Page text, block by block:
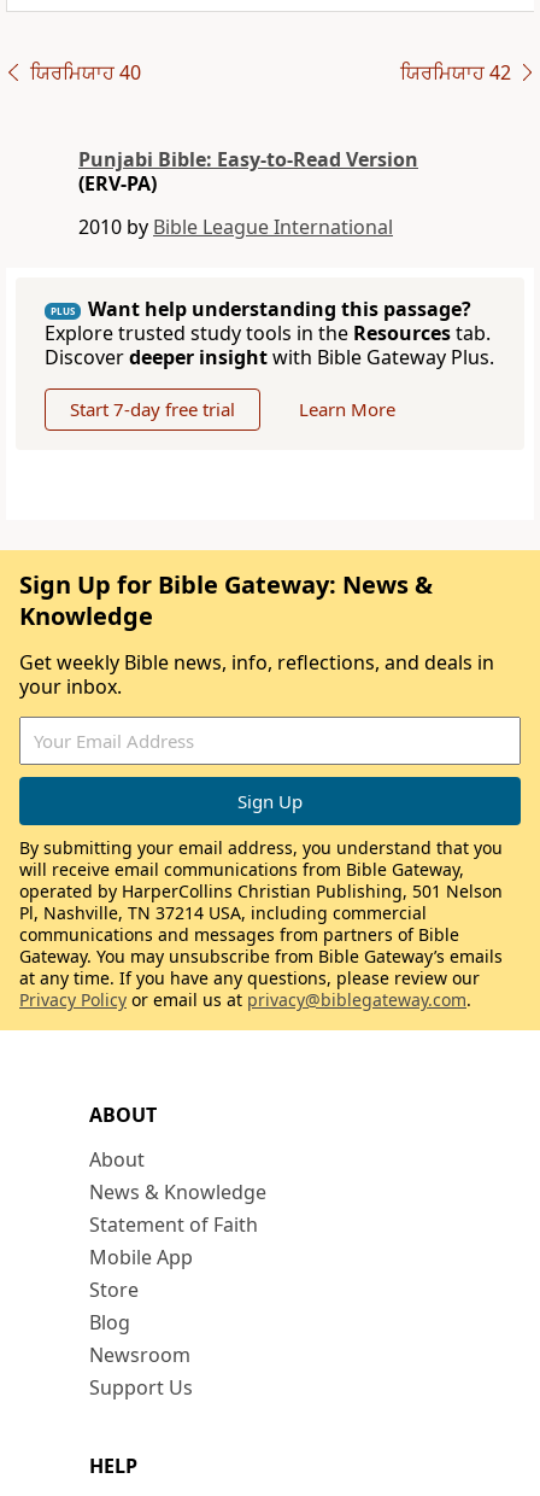
ਯਿਰਮਿਯਾਹ 40 ਯਿਰਮਿਯਾਹ 42
Punjabi Bible: Easy-to-Read Version
(ERV-PA)
2010 by Bible League International
PLUS
Want help understanding this passage?
Explore trusted study tools in the Resourcestab.
Discoverdeeper insightwith Bible Gateway Plus.
Start 7-day free trial Learn More
ABOUT
About
News & Knowledge
Statement of Faith
Mobile App
Store
Blog
Newsroom
Support Us
HELP
Sign Up for Bible Gateway: News &
Knowledge
Get weekly Bible news, info, reflections, and deals in
your inbox.
By submitting your email address, you understand that you
will receive email communications from Bible Gateway,
operated by HarperCollins Christian Publishing, 501 Nelson
Pl, Nashville, TN 37214 USA, including commercial
communications and messages from partners of Bible
Gateway. You may unsubscribe from Bible Gateway’s emails
at any time. If you have any questions, please review our
Privacy Policy or email us at privacy@biblegateway.com.